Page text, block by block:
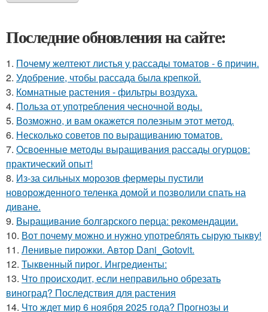
Последние обновления на сайте:
1. Почему желтеют листья у рассады томатов - 6 причин.
2. Удобрение, чтобы рассада была крепкoй.
3. Комнатные растения - фильтры воздуха.
4. Польза от употребления чесночной воды.
5. Возможно, и вам окажется полезным этот метод.
6. Несколько советов по выращиванию томатов.
7. Освоенные методы выращивания рассады огурцов:
практический опыт!
8. Из-за сильных морозов фермеры пустили
новорожденного теленка домой и позволили спать на
диване.
9. Выращивание болгарского перца: рекомендации.
10. Вот почему можно и нужно употреблять сырую тыкву!
11. Ленивые пирожки. Автор Dani_Gotovit.
12. Тыквенный пирог. Ингредиенты:
13. Что происходит, если неправильно обрезать
виноград? Последствия для растения
14. Что ждет мир 6 ноября 2025 года? Прогнозы и